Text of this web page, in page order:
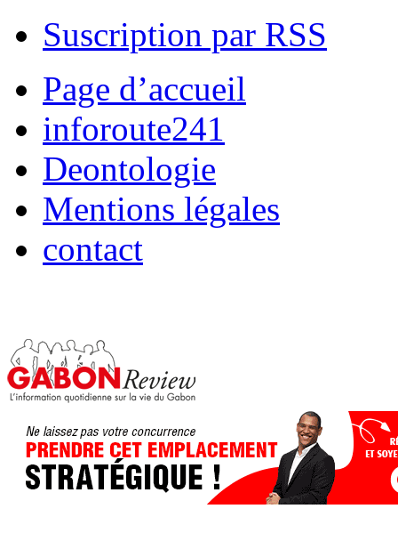
Suscription par RSS
Page d’accueil
inforoute241
Deontologie
Mentions légales
contact